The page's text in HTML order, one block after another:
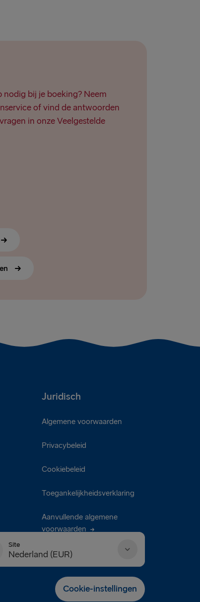
nodig bij je boeking? Neem
of vind de antwoorden
in onze Veelgestelde
Juridisch
Algemene voorwaarden
Privacybeleid
Cookiebeleid
Toegankelijkheidsverklaring
Aanvullende algemene
voorwaarden
Site
Nederland (EUR)
Cookie-instellingen